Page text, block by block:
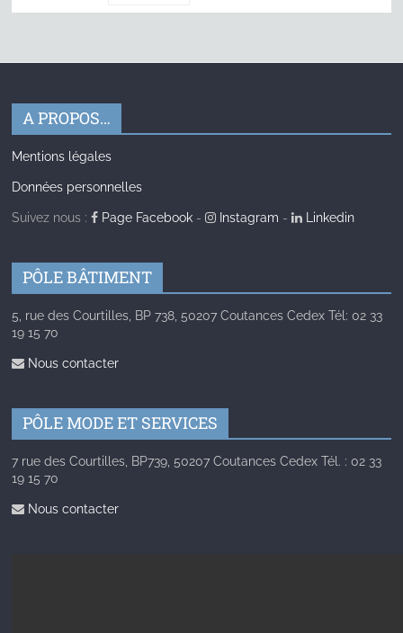
A PROPOS…
Mentions légales
Données personnelles
Suivez nous : Page Facebook - Instagram - Linkedin
PÔLE BÂTIMENT
5, rue des Courtilles, BP 738, 50207 Coutances Cedex Tél: 02 33
19 15 70
Nous contacter
PÔLE MODE ET SERVICES
7 rue des Courtilles, BP739, 50207 Coutances Cedex Tél. : 02 33
19 15 70
Nous contacter